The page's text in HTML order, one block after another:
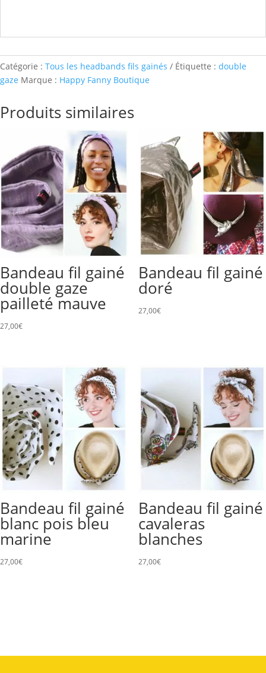
Catégorie : Tous les headbands fils gainés Étiquette : double
gaze Marque : Happy Fanny Boutique
Produits similaires
Bandeau fil gainé
double gaze
pailleté mauve
27,00€
Bandeau fil gainé
doré
27,00€
Bandeau fil gainé
blanc pois bleu
marine
27,00€
Bandeau fil gainé
cavaleras
blanches
27,00€